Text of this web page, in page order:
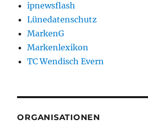
ipnewsflash
Lünedatenschutz
MarkenG
Markenlexikon
TC Wendisch Evern
ORGANISATIONEN